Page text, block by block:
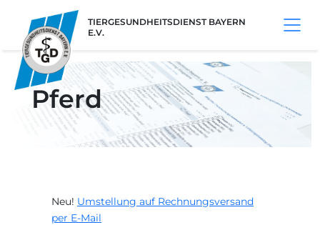
TIERGESUNDHEITSDIENST BAYERN
E.V.
Pferd
Neu! Umstellung auf Rechnungsversand
per E-Mail